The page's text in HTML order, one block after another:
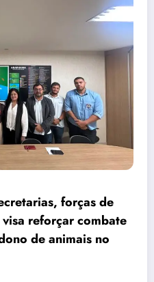
forças de
reforçar combate
de animais no